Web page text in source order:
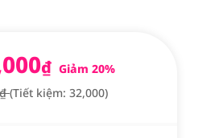
₫ Giảm 20%
(Tiết kiệm: 32,000)